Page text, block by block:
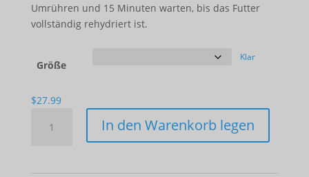
Umrühren und 15 Minuten warten, bis das Futter
vollständig rehydriert ist.
Größe
Klar
$27.99
morsels™
In den Warenkorb legen